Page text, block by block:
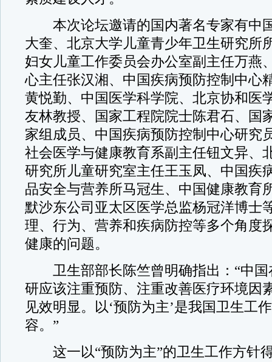
本次论坛邀请的国内著名专家有中
大奎、北京大学儿童青少年卫生研究所
妇女儿童工作委员会办公室副主任万燕
心主任张汉湘、中国疾病预防控制中心
黄悦勤、中国医学科学院、北京协和医
友林教授、国家工程院院士陈君石、国
家组成员、中国疾病预防控制中心研究
社会医学与健康教育系副主任钮文异、
研究所儿童研究室主任王玉凤、中国疾
品安全与营养所马冠生、中国健康教育
默沙东公司亚太区医学总监杨冠洋博士
理、行为、营养和疾病防控等多个角度
健康的问题。
卫生部部长陈竺曾明确指出：“中国
研应该注重预防、注重改善医疗环境因
见效明显。以‘预防为主’是我国卫生工
容。”
这一以“预防为主”的卫生工作方针